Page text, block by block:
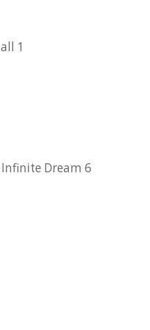
1
Dream 6